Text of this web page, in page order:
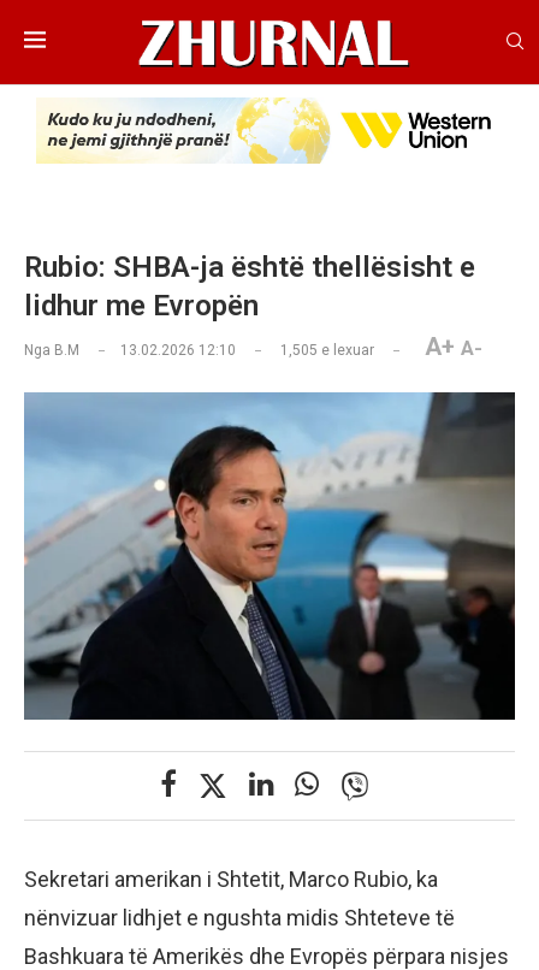
Rubio: SHBA-ja është thellësisht e
lidhur me Evropën
Nga B.M 13.02.2026 12:10 1,505 e lexuar A+ A-
Sekretari amerikan i Shtetit, Marco Rubio, ka
nënvizuar lidhjet e ngushta midis Shteteve të
Bashkuara të Amerikës dhe Evropës përpara nisjes